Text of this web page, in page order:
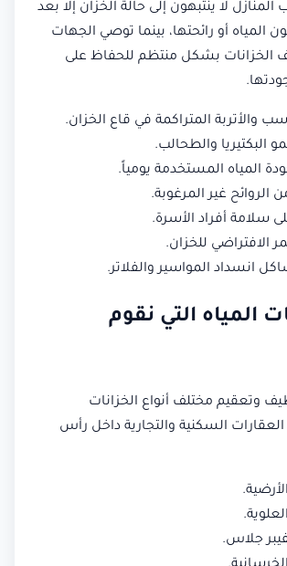
لا ينتبهون إلى حالة الخزان إلا بعد
المياه أو رائحتها، بينما توصي الجهات
الخزانات بشكل منتظم للحفاظ على
والأتربة المتراكمة في قاع الخزان.
البكتيريا والطحالب.
المياه المستخدمة يومياً.
الروائح غير المرغوبة.
سلامة أفراد الأسرة.
الافتراضي للخزان.
انسداد المواسير والفلاتر.
المياه التي نقوم
وتعقيم مختلف أنواع الخزانات
السكنية والتجارية داخل رأس
جلاس.